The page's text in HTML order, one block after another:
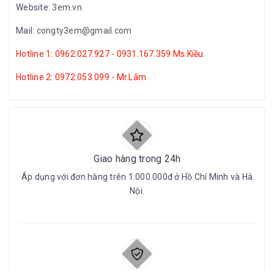
Website:3em.vn
Mail: congty3em@gmail.com
Hotline 1: 0962.027.927 - 0931.167.359 Ms.Kiều
Hotline 2: 0972.053.099 - Mr.Lâm
Giao hàng trong 24h
Áp dụng với đơn hàng trên 1.000.000đ ở Hồ Chí Minh và Hà
Nội.